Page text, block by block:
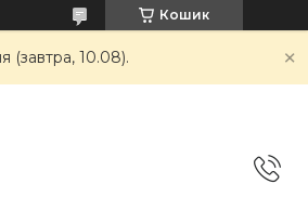
Кошик
(завтра, 10.08).